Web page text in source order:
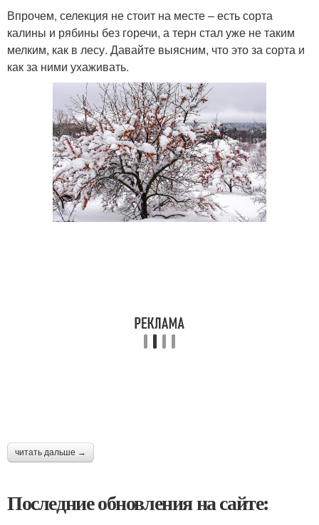
Впрочем, селекция не стоит на месте – есть сорта
калины и рябины без горечи, а терн стал уже не таким
мелким, как в лесу. Давайте выясним, что это за сорта и
как за ними ухаживать.
читать дальше →
Последние обновления на сайте: